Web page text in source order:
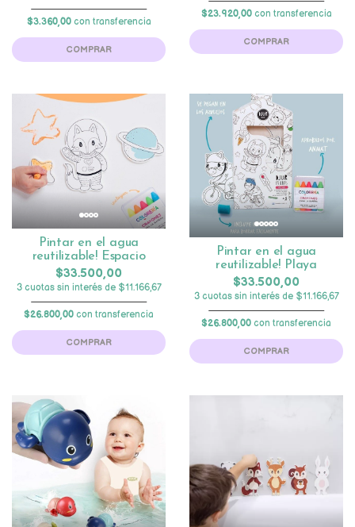
$3.360,00con transferencia
COMPRAR
$23.920,00con transferencia
COMPRAR
Pintar en el agua
reutilizable! Espacio
$33.500,00
3 cuotas sin interés de $11.166,67
$26.800,00 con transferencia
COMPRAR
Pintar en el agua
reutilizable! Playa
$33.500,00
3 cuotas sin interés de $11.166,67
$26.800,00 con transferencia
COMPRAR